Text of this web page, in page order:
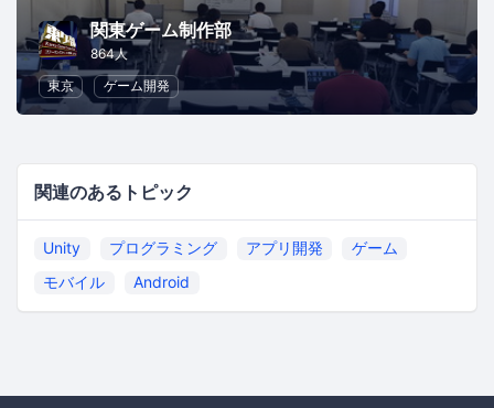
関東ゲーム制作部
864人
東京
ゲーム開発
関連のあるトピック
Unity プログラミング アプリ開発
ゲーム
モバイル
Android